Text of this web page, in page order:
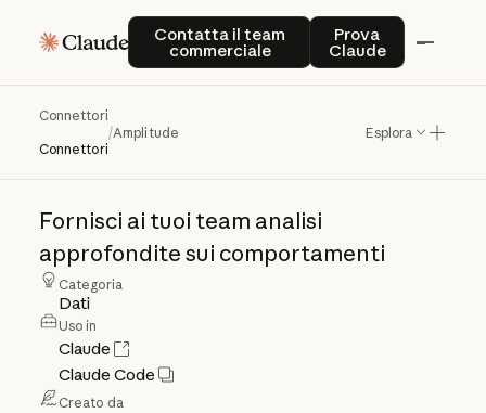
Contatta il team
commerciale
Contatta il team commerciale
Prova
Claude
Prova Claude
Connettori
Connettori
/Amplitude Esplora
Amplitude
Fornisci ai tuoi team analisi
approfondite sui comportamenti
Categoria
Dati
Uso in
Claude
Claude Code
Creato da